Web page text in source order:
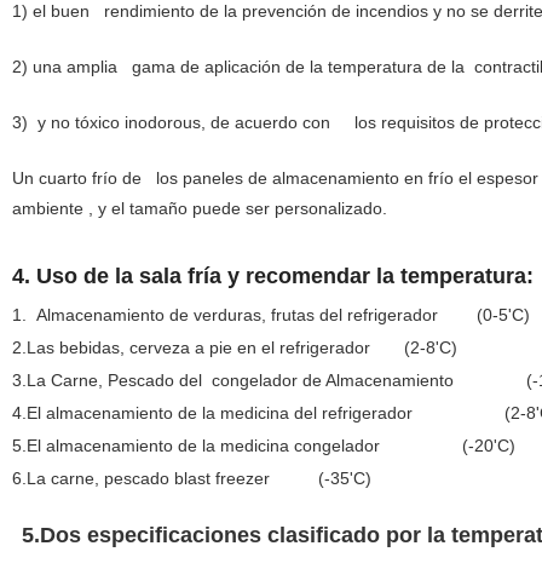
1) el buen rendimiento de la prevención de incendios y no se
2) una amplia gama de aplicación de la temperatura de la
3) y no tóxico inodorous, de acuerdo con los requisitos de
Un cuarto frío de los paneles de almacenamiento en frío el
ambiente , y el tamaño puede ser personalizado.
4. Uso de la sala fría y recomendar la temperatura:
1.
Almacenamiento de verduras, frutas del refrigerador (0-5'C)
2. Las bebidas, cerveza a pie en el refrigerador (2-8'C)
3.La Carne, Pescado del congelador de Almacenamiento (-
4.Elalmacenamiento de la medicina del refrigerador (2-
5.Elalmacenamiento de la medicina congelador (-20'C)
6.La carne, pescado blast freezer (-35'C)
5.Dos especificaciones clasificado por la